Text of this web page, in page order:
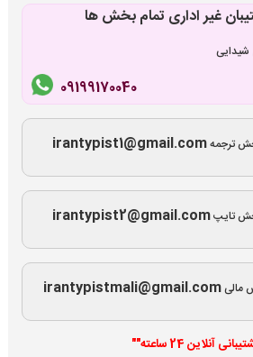
غیر اداری تمام بخش ها
شیدایی
09199170040
ترجمهirantypist1@gmail.com
تایپirantypist2@gmail.com
مالیirantypistmali@gmail.com
آنلاین 24 ساعته""